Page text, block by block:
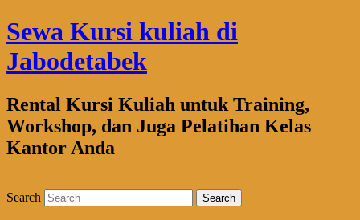
Sewa Kursi kuliah di
Jabodetabek
Rental Kursi Kuliah untuk Training,
Workshop, dan Juga Pelatihan Kelas
Kantor Anda
Search